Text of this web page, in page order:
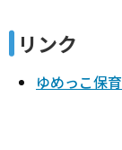
リンク
ゆめっこ保